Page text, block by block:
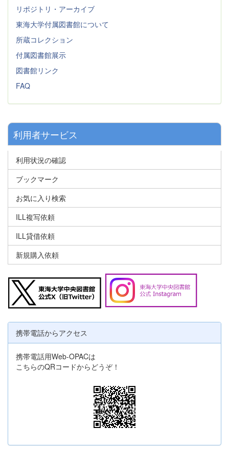
リポジトリ・アーカイブ
東海大学付属図書館について
所蔵コレクション
付属図書館展示
図書館リンク
FAQ
利用者サービス
利用状況の確認
ブックマーク
お気に入り検索
ILL複写依頼
ILL貸借依頼
新規購入依頼
携帯電話からアクセス
携帯電話用Web-OPACは
こちらのQRコードからどうぞ！